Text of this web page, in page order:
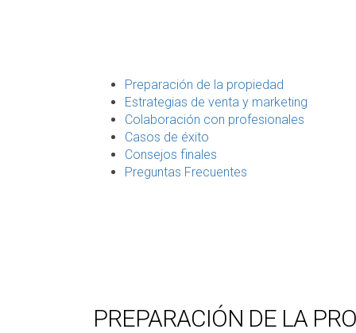
Preparación de la propiedad
Estrategias de venta y marketing
Colaboración con profesionales
Casos de éxito
Consejos finales
Preguntas Frecuentes
PREPARACIÓN DE LA